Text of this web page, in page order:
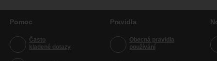
Pomoc
Často
kladené dotazy
Pravidla
Obecná pravidla
používání